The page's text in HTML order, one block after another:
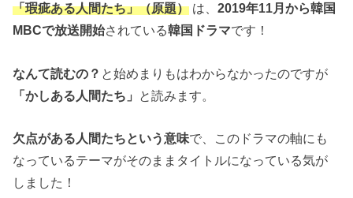
「瑕疵ある人間たち」（原題） は、2019年11月から韓国
MBCで放送開始されている韓国ドラマです！
なんて読むの？ と始めまりもはわからなかったのですが
「かしある人間たち」
と読みます。
欠点がある人間たちという意味で、このドラマの軸にも
なっているテーマがそのままタイトルになっている気が
しました！